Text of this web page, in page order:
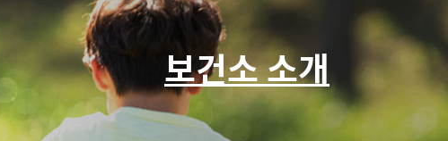
보건소 소개